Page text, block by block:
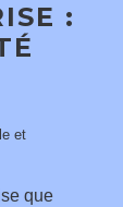
:
et
que